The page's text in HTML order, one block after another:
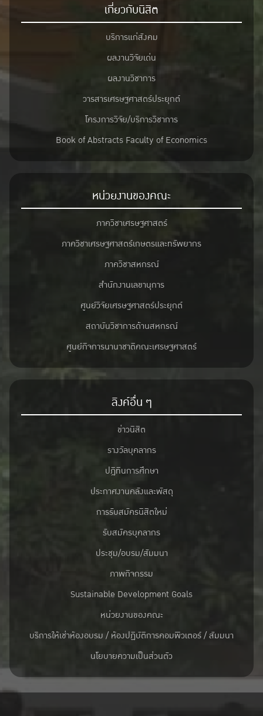
เกี่ยวกับนิสิต
บริการแก่สังคม
ผลงานวิจัยเด่น
ผลงานวิชาการ
วารสารเศรษฐศาสตร์ประยุกต์
โครงการวิจัย/บริการวิชาการ
Book of Abstracts Faculty of Economics
หน่วยงานของคณะ
ภาควิชาเศรษฐศาสตร์
ภาควิชาเศรษฐศาสตร์เกษตรและทรัพยากร
ภาควิชาสหกรณ์
สำนักงานเลขานุการ
ศูนย์วิจัยเศรษฐศาสตร์ประยุกต์
สถาบันวิชาการด้านสหกรณ์
ศูนย์กิจการนานาชาติคณะเศรษฐศาสตร์
ลิงค์อื่น ๆ
ข่าวนิสิต
รางวัลบุคลากร
ปฎิทินการศึกษา
ประกาศงานคลังและพัสดุ
การรับสมัครนิสิตใหม่
รับสมัครบุคลากร
ประชุม/อบรม/สัมมนา
ภาพกิจกรรม
Sustainable Development Goals
หน่วยงานของคณะ
บริการให้เช่าห้องอบรม / ห้องปฏิบัติการคอมพิวเตอร์ / สัมมนา
นโยบายความเป็นส่วนตัว